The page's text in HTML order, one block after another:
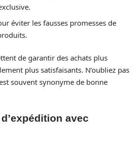
éviter les fausses promesses de
de garantir des achats plus
plus satisfaisants. N’oubliez pas
souvent synonyme de bonne
avec